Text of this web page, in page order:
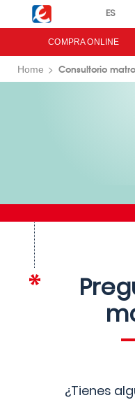
Menú Eroski
COMPRA ONLINE
Home Consultorio
¿Tienes